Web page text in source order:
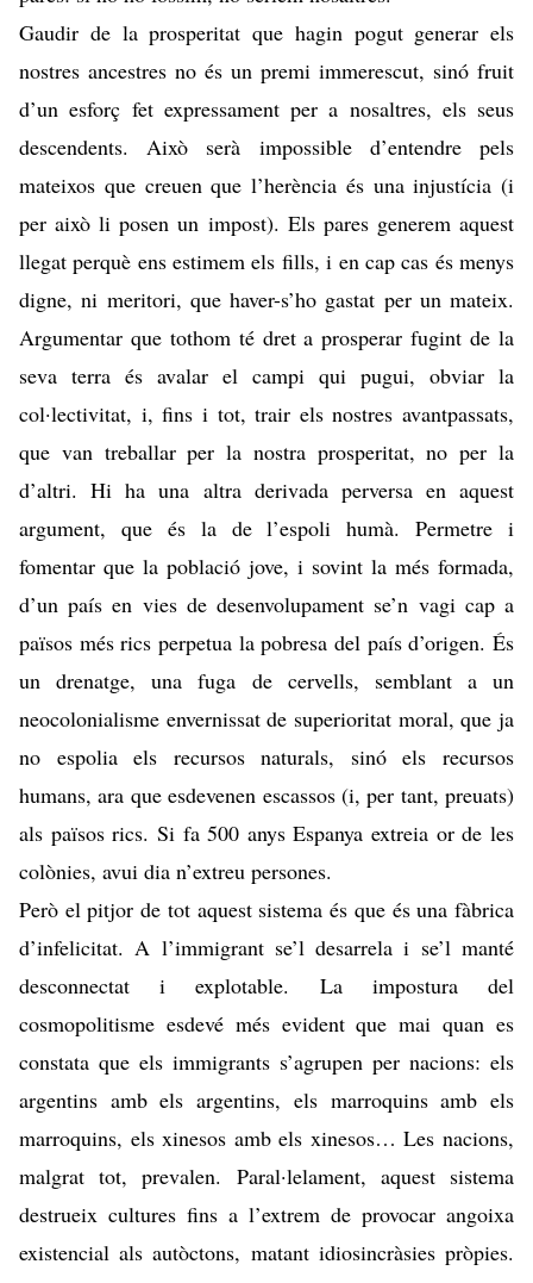
Gaudir de la prosperitat que hagin pogut generar els
nostres ancestres no és un premi immerescut, sinó fruit
d’un esforç fet expressament per a nosaltres, els seus
descendents. Això serà impossible d’entendre pels
mateixos que creuen que l’herència és una injustícia (i
per això li posen un impost). Els pares generem aquest
llegat perquè ens estimem els fills, i en cap cas és menys
digne, ni meritori, que haver-s’ho gastat per un mateix.
Argumentar que tothom té dret a prosperar fugint de la
seva terra és avalar el campi qui pugui, obviar la
col·lectivitat, i, fins i tot, trair els nostres avantpassats,
que van treballar per la nostra prosperitat, no per la
d’altri. Hi ha una altra derivada perversa en aquest
argument, que és la de l’espoli humà. Permetre i
fomentar que la població jove, i sovint la més formada,
d’un país en vies de desenvolupament se’n vagi cap a
països més rics perpetua la pobresa del país d’origen. És
un drenatge, una fuga de cervells, semblant a un
neocolonialisme envernissat de superioritat moral, que ja
no espolia els recursos naturals, sinó els recursos
humans, ara que esdevenen escassos (i, per tant, preuats)
als països rics. Si fa 500 anys Espanya extreia or de les
colònies, avui dia n’extreu persones.
Però el pitjor de tot aquest sistema és que és una fàbrica
d’infelicitat. A l’immigrant se’l desarrela i se’l manté
desconnectat i explotable. La impostura del
cosmopolitisme esdevé més evident que mai quan es
constata que els immigrants s’agrupen per nacions: els
argentins amb els argentins, els marroquins amb els
marroquins, els xinesos amb els xinesos… Les nacions,
malgrat tot, prevalen. Paral·lelament, aquest sistema
destrueix cultures fins a l’extrem de provocar angoixa
existencial als autòctons, matant idiosincràsies pròpies.